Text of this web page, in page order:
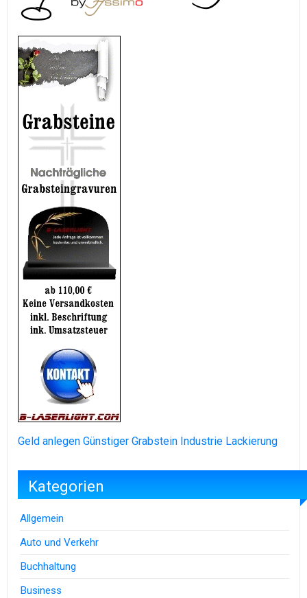
Geld anlegen Günstiger Grabstein Industrie Lackierung
Kategorien
Allgemein
Auto und Verkehr
Buchhaltung
Business